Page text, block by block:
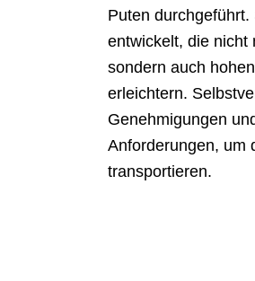
Puten
entwickelt, die nicht
sondern auch
erleichtern.
Genehmigungen
Anforderungen, um
transportieren.